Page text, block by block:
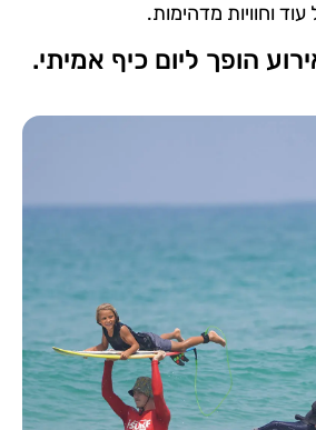
וחוויות מדהימות.
הופך ליום כיף אמיתי.